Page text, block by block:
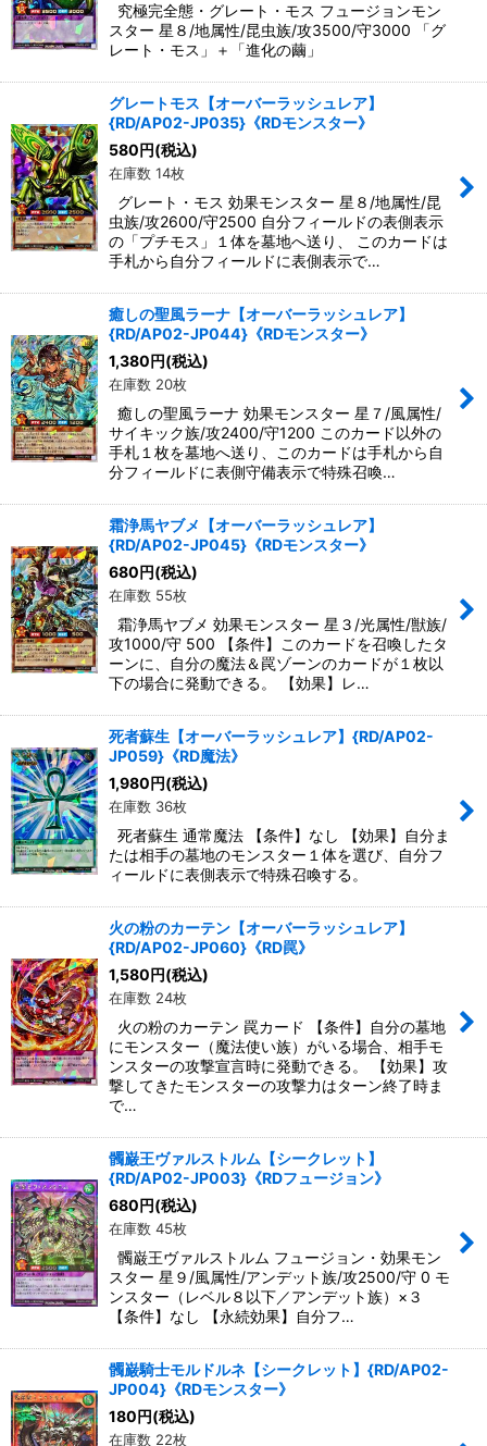
究極完全態・グレート・モス フュージョンモン
スター 星８/地属性/昆虫族/攻3500/守3000 「グ
レート・モス」＋「進化の繭」
グレートモス【オーバーラッシュレア】
{RD/AP02-JP035}《RDモンスター》
580円(税込)
在庫数 14枚
グレート・モス 効果モンスター 星８/地属性/昆
虫族/攻2600/守2500 自分フィールドの表側表示
の「プチモス」１体を墓地へ送り、 このカードは
手札から自分フィールドに表側表示で…
癒しの聖風ラーナ【オーバーラッシュレア】
{RD/AP02-JP044}《RDモンスター》
1,380円(税込)
在庫数 20枚
癒しの聖風ラーナ 効果モンスター 星７/風属性/
サイキック族/攻2400/守1200 このカード以外の
手札１枚を墓地へ送り、このカードは手札から自
分フィールドに表側守備表示で特殊召喚…
霜浄馬ヤブメ【オーバーラッシュレア】
{RD/AP02-JP045}《RDモンスター》
680円(税込)
在庫数 55枚
霜浄馬ヤブメ 効果モンスター 星３/光属性/獣族/
攻1000/守 500 【条件】このカードを召喚したタ
ーンに、自分の魔法＆罠ゾーンのカードが１枚以
下の場合に発動できる。 【効果】レ…
死者蘇生【オーバーラッシュレア】{RD/AP02-
JP059}《RD魔法》
1,980円(税込)
在庫数 36枚
死者蘇生 通常魔法 【条件】なし 【効果】自分ま
たは相手の墓地のモンスター１体を選び、自分フ
ィールドに表側表示で特殊召喚する。
火の粉のカーテン【オーバーラッシュレア】
{RD/AP02-JP060}《RD罠》
1,580円(税込)
在庫数 24枚
火の粉のカーテン 罠カード 【条件】自分の墓地
にモンスター（魔法使い族）がいる場合、相手モ
ンスターの攻撃宣言時に発動できる。 【効果】攻
撃してきたモンスターの攻撃力はターン終了時ま
で…
髑巌王ヴァルストルム【シークレット】
{RD/AP02-JP003}《RDフュージョン》
680円(税込)
在庫数 45枚
髑巌王ヴァルストルム フュージョン・効果モン
スター 星９/風属性/アンデット族/攻2500/守 0 モ
ンスター（レベル８以下／アンデット族）×３
【条件】なし 【永続効果】自分フ…
髑巌騎士モルドルネ【シークレット】{RD/AP02-
JP004}《RDモンスター》
180円(税込)
在庫数 22枚